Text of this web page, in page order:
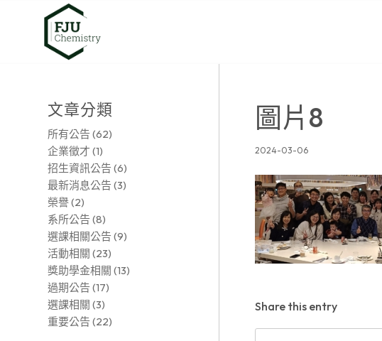
圖片8
2024-03-06
Share this entry
文章分類
所有公告 (62)
企業徵才 (1)
招生資訊公告 (6)
最新消息公告 (3)
榮譽(2)
系所公告 (8)
選課相關公告 (9)
活動相關 (23)
獎助學金相關 (13)
過期公告 (17)
選課相關 (3)
重要公告 (22)